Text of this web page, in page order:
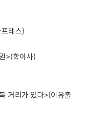
레스)
>(학이사)
거리가 있다>(이유출